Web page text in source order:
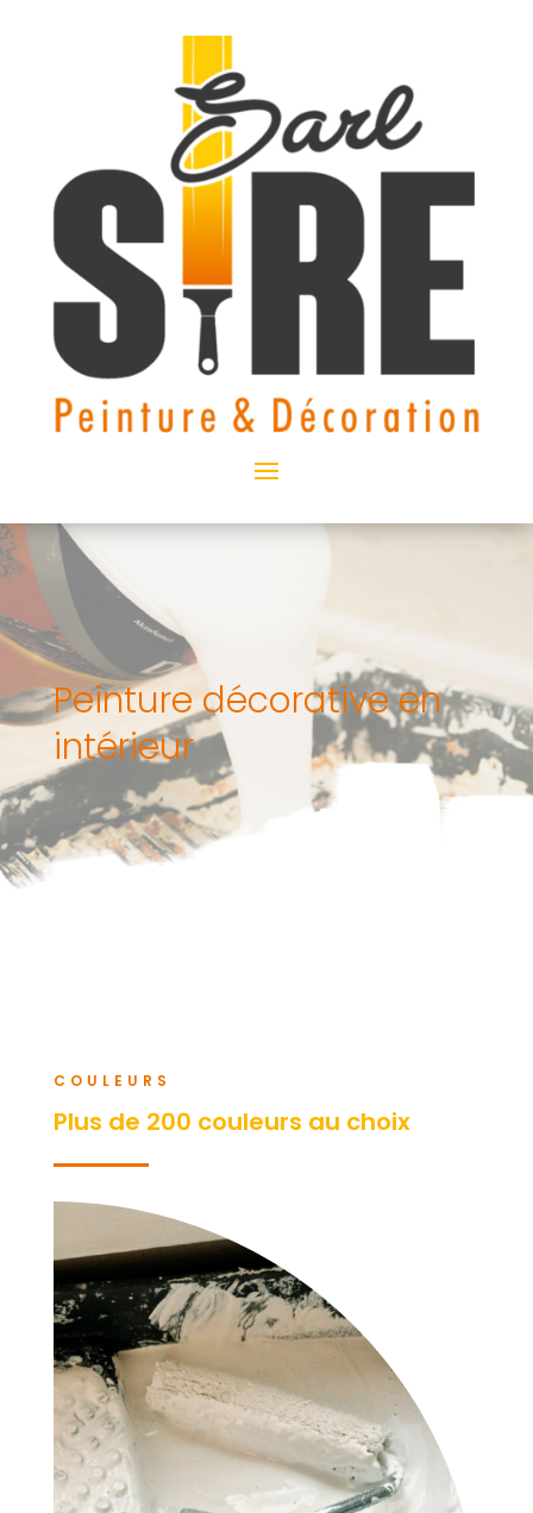
Peinture décorative en
intérieur
COULEURS
Plus de 200 couleurs au choix